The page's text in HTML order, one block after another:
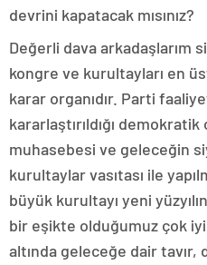
devrini kapatacak mısınız?
Değerli dava arkadaşlarım
kongre ve kurultayları en
karar organıdır. Parti
kararlaştırıldığı
muhasebesi ve geleceğin
kurultaylar vasıtası ile
büyük kurultayı yeni
bir eşikte olduğumuz çok iyi
altında geleceğe dair